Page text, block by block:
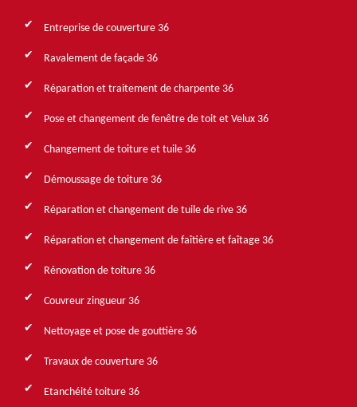
Entreprise de couverture 36
Ravalement de façade 36
Réparation et traitement de charpente 36
Pose et changement de fenêtre de toit et Velux 36
Changement de toiture et tuile 36
Démoussage de toiture 36
Réparation et changement de tuile de rive 36
Réparation et changement de faîtière et faîtage 36
Rénovation de toiture 36
Couvreur zingueur 36
Nettoyage et pose de gouttière 36
Travaux de couverture 36
Etanchéité toiture 36